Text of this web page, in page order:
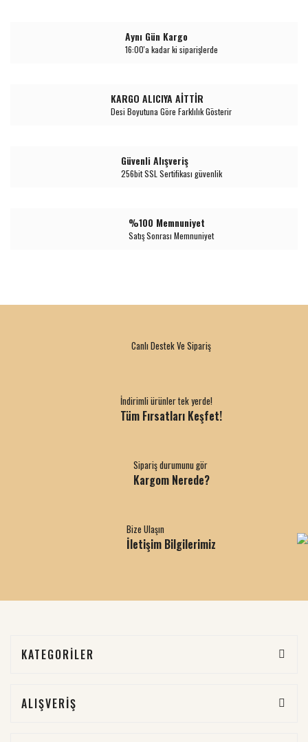
Aynı Gün Kargo
16:00'a kadar ki siparişlerde
KARGO ALICIYA AİTTİR
Desi Boyutuna Göre Farklılık Gösterir
Güvenli Alışveriş
256bit SSL Sertifikası güvenlik
%100 Memnuniyet
Satış Sonrası Memnuniyet
Canlı Destek Ve Sipariş
İndirimli ürünler tek yerde!
Tüm Fırsatları Keşfet!
Sipariş durumunu gör
Kargom Nerede?
Bize Ulaşın
İletişim Bilgilerimiz
KATEGORİLER
ALIŞVERİŞ